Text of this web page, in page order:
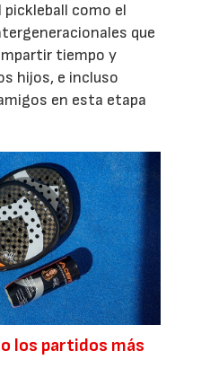
como el
que
tiempo y
hijos, e incluso
en esta etapa
los partidos más